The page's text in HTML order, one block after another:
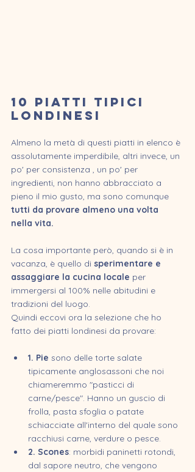
10 Piatti tipici
LONDINESI
Almeno la metà di questi piatti in elenco è
assolutamente imperdibile, altri invece, un
po' per consistenza , un po' per
ingredienti, non hanno abbracciato a
pieno il mio gusto, ma sono comunque
tutti da provare almeno una volta
nella vita.
La cosa importante però, quando si è in
vacanza, è quello di sperimentare e
assaggiare la cucina locale per
immergersi al 100% nelle abitudini e
tradizioni del luogo.
Quindi eccovi ora la selezione che ho
fatto dei piatti londinesi da provare:
1. Pie sono delle torte salate
tipicamente anglosassoni che noi
chiameremmo "pasticci di
carne/pesce". Hanno un guscio di
frolla, pasta sfoglia o patate
schiacciate all'interno del quale sono
racchiusi carne, verdure o pesce.
2. Scones: morbidi paninetti rotondi,
dal sapore neutro, che vengono